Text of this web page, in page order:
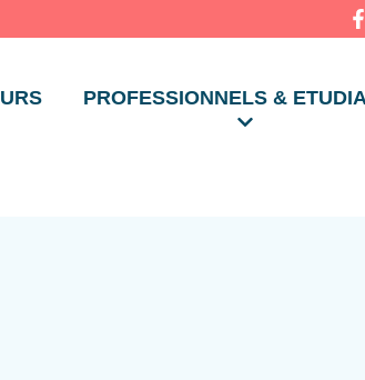
PROFESSIONNELS &